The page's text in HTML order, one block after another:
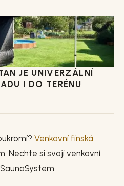
JE UNIVERZÁLNÍ
I DO TERÉNU
Venkovní finská
Nechte si svoji venkovní